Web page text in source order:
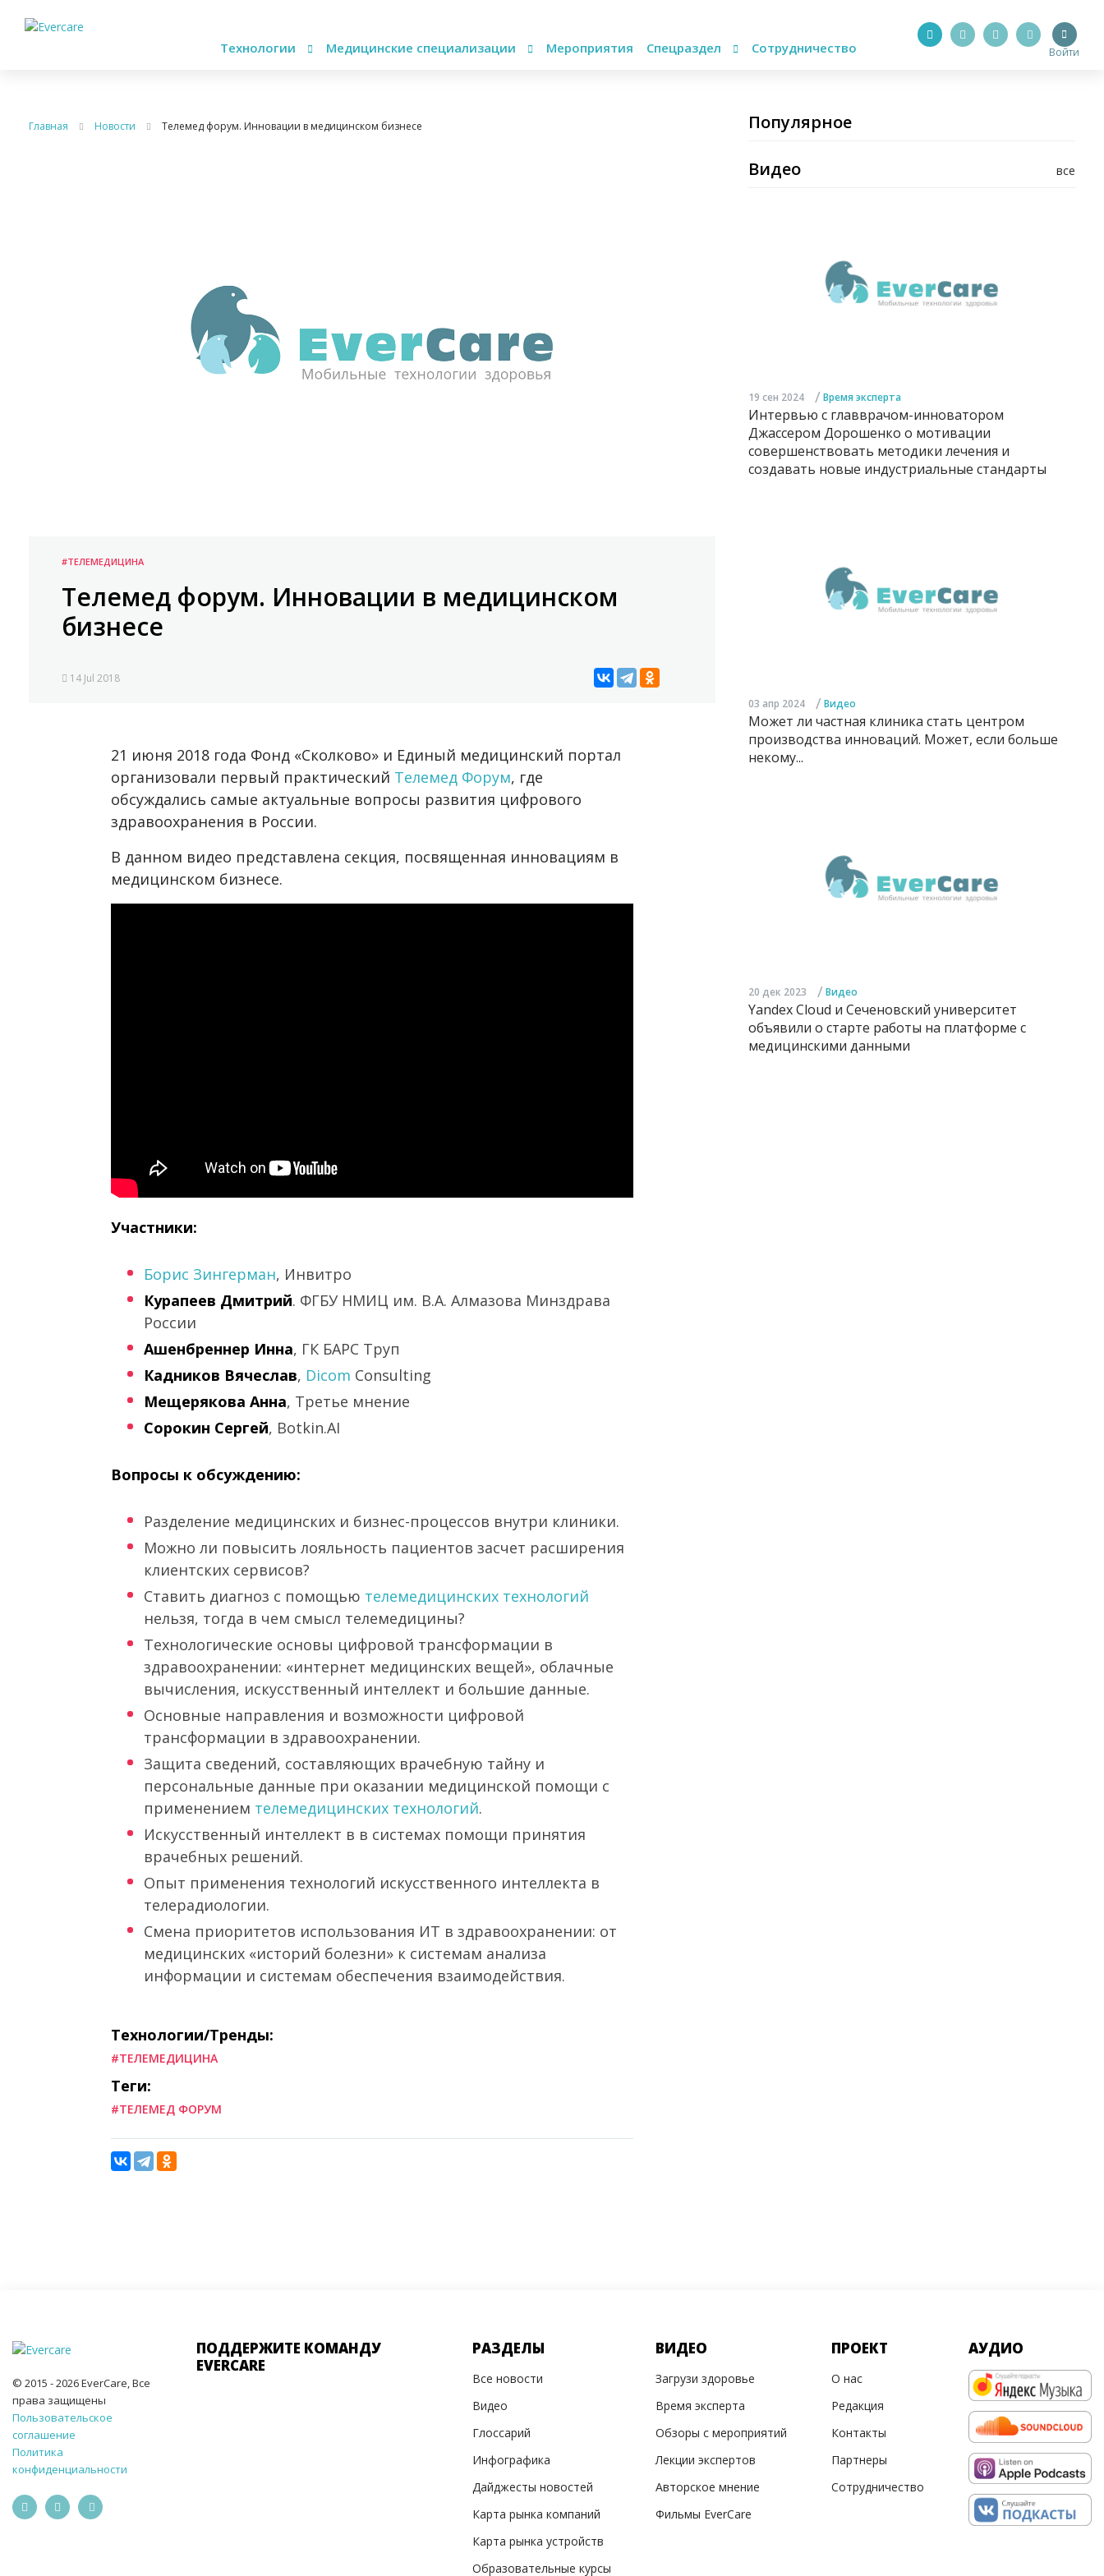
Технологии Медицинские специализации Мероприятия Спецраздел Сотрудничество Войти
Главная Новости Телемед форум. Инновации в медицинском бизнесе
#ТЕЛЕМЕДИЦИНА
Телемед форум. Инновации в медицинском
бизнесе
14 Jul 2018
21 июня 2018 года Фонд «Сколково» и Единый медицинский портал
организовали первый практический Телемед Форум, где
обсуждались самые актуальные вопросы развития цифрового
здравоохранения в России.
В данном видео представлена секция, посвященная инновациям в
медицинском бизнесе.
Участники:
Борис Зингерман, Инвитро
Курапеев Дмитрий. ФГБУ НМИЦ им. В.А. Алмазова Минздрава
России
Ашенбреннер Инна, ГК БАРС Труп
Кадников Вячеслав, Dicom Consulting
Мещерякова Анна, Третье мнение
Сорокин Сергей, Botkin.AI
Вопросы к обсуждению:
Разделение медицинских и бизнес-процессов внутри клиники.
Можно ли повысить лояльность пациентов засчет расширения
клиентских сервисов?
Ставить диагноз с помощью телемедицинских технологий
нельзя, тогда в чем смысл телемедицины?
Технологические основы цифровой трансформации в
здравоохранении: «интернет медицинских вещей», облачные
вычисления, искусственный интеллект и большие данные.
Основные направления и возможности цифровой
трансформации в здравоохранении.
Защита сведений, составляющих врачебную тайну и
персональные данные при оказании медицинской помощи с
применением телемедицинских технологий.
Искусственный интеллект в в системах помощи принятия
врачебных решений.
Опыт применения технологий искусственного интеллекта в
телерадиологии.
Смена приоритетов использования ИТ в здравоохранении: от
медицинских «историй болезни» к системам анализа
информации и системам обеспечения взаимодействия.
Технологии/Тренды:
#ТЕЛЕМЕДИЦИНА
Теги:
#ТЕЛЕМЕД ФОРУМ
Популярное
все
Видео
19 сен 2024 / Время эксперта
Интервью с главврачом-инноватором
Джассером Дорошенко о мотивации
совершенствовать методики лечения и
создавать новые индустриальные стандарты
03 апр 2024 / Видео
Может ли частная клиника стать центром
производства инноваций. Может, если больше
некому...
20 дек 2023 / Видео
Yandex Cloud и Сеченовский университет
объявили о старте работы на платформе с
медицинскими данными
© 2015 - 2026 EverCare, Все
права защищены
Пользовательское
соглашение
Политика
конфиденциальности
ПОДДЕРЖИТЕ КОМАНДУ
EVERCARE
РАЗДЕЛЫ
Все новости
Видео
Глоссарий
Инфографика
Дайджесты новостей
Карта рынка компаний
Карта рынка устройств
Образовательные курсы
ВИДЕО
Загрузи здоровье
Время эксперта
Обзоры с мероприятий
Лекции экспертов
Авторское мнение
Фильмы EverCare
ПРОЕКТ
О нас
Редакция
Контакты
Партнеры
Сотрудничество
АУДИО